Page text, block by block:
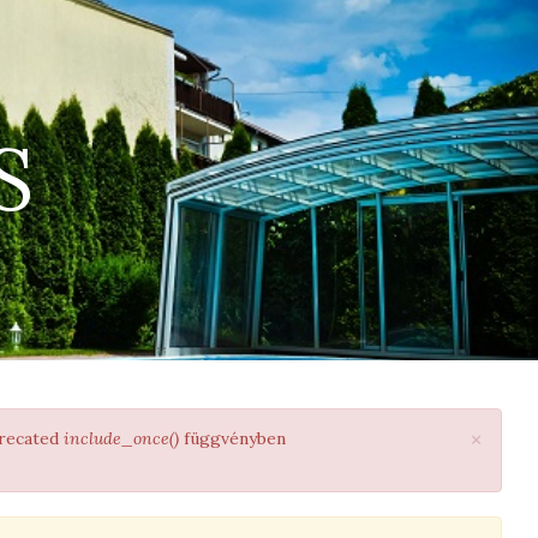
×
include_once() függvényben